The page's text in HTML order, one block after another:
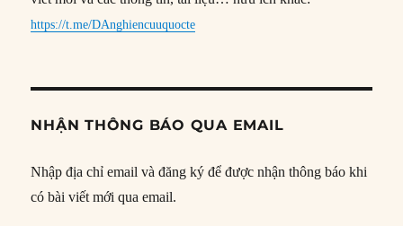
https://t.me/DAnghiencuuquocte
NHẬN THÔNG BÁO QUA EMAIL
Nhập địa chỉ email và đăng ký để được nhận thông báo khi
có bài viết mới qua email.